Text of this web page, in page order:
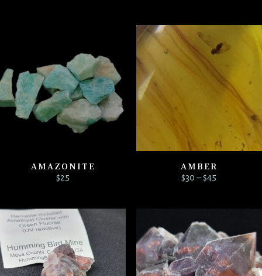
AMAZONITE
$25
AMBER
$30 –$45